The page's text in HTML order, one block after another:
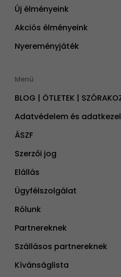
Új élményeink
Akciós élményeink
Nyereményjáték
Menü
BLOG | ÖTLETEK |
Adatvédelem és
ÁSZF
Szerzői jog
Elállás
Ügyfélszolgálat
Rólunk
Partnereknek
Szállásos partnereknek
Kívánságlista